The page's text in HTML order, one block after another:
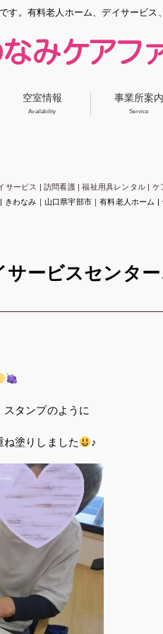
す。有料老人ホーム、デイサービ
空室情報
Availability
事業所案内
Service
サービス | 訪問看護 | 福祉用具レンタル |
わなみ｜山口県宇部市｜有料老人ホーム
ービスセンター
タンプのように
塗りしました ♪